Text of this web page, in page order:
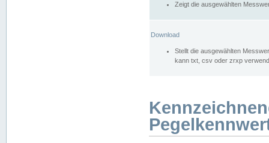
Zeigt die ausgewählten
Download
Stellt die ausgewählten
kann txt, csv oder zrxp